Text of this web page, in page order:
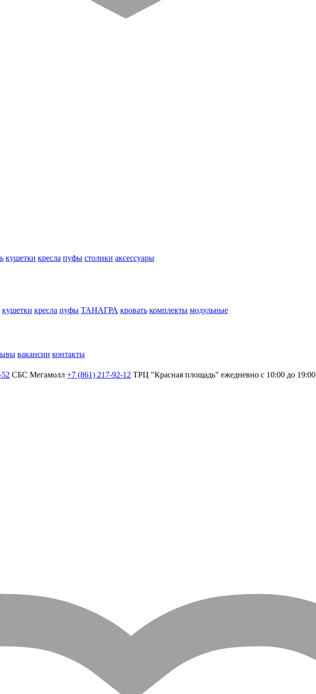
кушетки кресла пуфы столики аксессуары
кушетки кресла пуфы ТАНАГРА кровать комплекты модульные
вакансии контакты
СБС Мегамолл +7 (861) 217-92-12 ТРЦ "Красная площадь" ежедневно с 10:00 до 19:00